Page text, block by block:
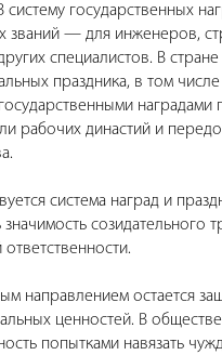
систему государственных
званий — для инженеров,
специалистов. В
праздника, в том
наградами
рабочих династий и
система наград и
созидательного
направлением остается
ценностей. В обществе
попытками навязать